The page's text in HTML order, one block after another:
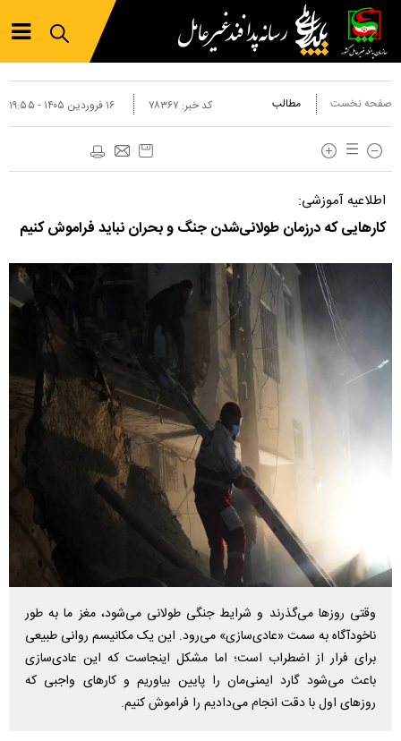
صفحه نخست مطالب ۱۶ فروردين ۱۴۰۵ - ۱۹:۵۵ کد خبر: ۷۸۳۶۷
اطلاعیه آموزشی:
کار‌هایی که درزمان طولانی‌شدن جنگ و بحران نباید فراموش کنیم
وقتی روز‌ها می‌گذرند و شرایط جنگی طولانی می‌شود، مغز ما به طور
ناخودآگاه به سمت «عادی‌سازی» می‌رود. این یک مکانیسم روانی طبیعی
برای فرار از اضطراب است؛ اما مشکل اینجاست که این عادی‌سازی
باعث می‌شود گارد ایمنی‌مان را پایین بیاوریم و کار‌های واجبی که
روز‌های اول با دقت انجام می‌دادیم را فراموش کنیم.